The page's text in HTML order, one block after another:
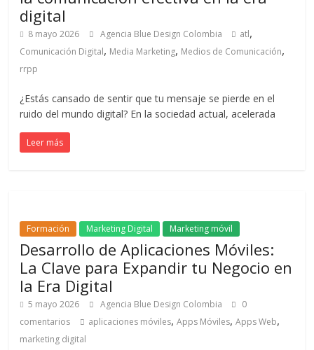
Publicitarias,
Agencias,
Empresas,
Negocios,
Tendencias,
Dinero,
Diseño
Web,
Estrategias
Publicitarias,
Alianzas,
Clientes,
Innovación,
Tecnología,
Noticias,
Artículos,
digital
8 mayo 2026 Agencia Blue Design Colombia atl,
Comunicación Digital, Media Marketing, Medios de Comunicación,
rrpp
¿Estás cansado de sentir que tu mensaje se pierde en el
ruido del mundo digital? En la sociedad actual, acelerada
Leer más
Formación Marketing Digital Marketing móvil
Desarrollo de Aplicaciones Móviles:
La Clave para Expandir tu Negocio en
la Era Digital
5 mayo 2026 Agencia Blue Design Colombia
0
comentarios
aplicaciones móviles,Apps Móviles,Apps Web,
marketing digital